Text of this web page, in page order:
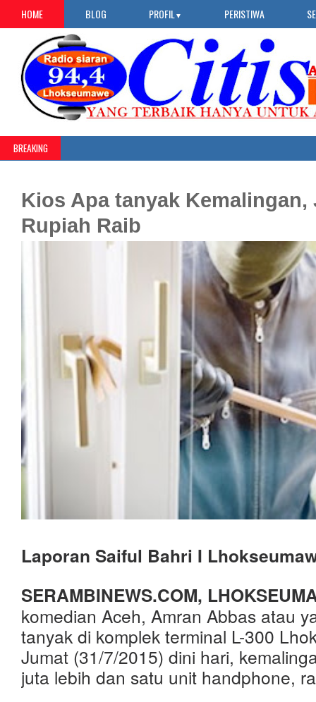
HOME BLOG PROFIL ▼ PERISTIWA
BREAKING
Kios Apa tanyak Kemalingan,
Rupiah Raib
Laporan Saiful Bahri I
SERAMBINEWS.COM,
komedian Aceh, Amran Abbas atau
tanyak di komplek terminal L-300
Jumat (31/7/2015) dini hari,
juta lebih dan satu unit handphone,